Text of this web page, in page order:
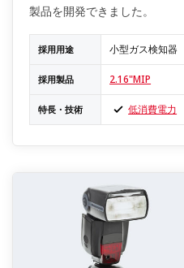
製品を開発できました。
採用用途 小型ガス検知器
採用製品 2.16"MIP
特長・技術 低消費電力